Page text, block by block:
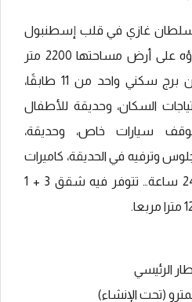
غازي في قلب إسطنبول
على الجانب الأوروبي. تم بناؤه على أرض مساحتها 2200 متر
مربع، ويتكون المشروع من برج سكني واحد من 11 طابقًا،
السكان، وحديقة للأطفال
سيارات خاص، وحديقة،
وترفيه في الحديقة، كاميرات
مراقبة وحراسة على مدار 24 ساعة… تتوفر فيه شقق 3 + 1